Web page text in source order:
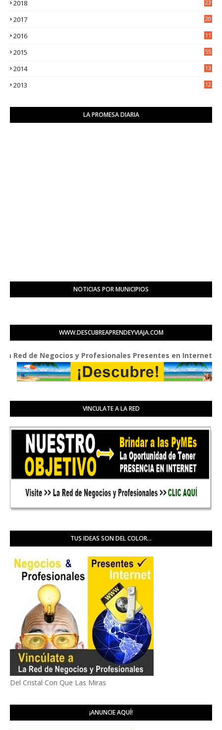
2018
23
2017
20
2016
11
2015 55
2014
13
2013
12
LA PROMESA DIARIA
NOTICIAS POR MUNICIPIOS
WWW.DESCUBREAPRENDEYVIAJA.COM
Negocios y Profesionales Presentes en Internet
VINCULATE A LA RED
TUS IDEAS SON DEL COLOR...
Del Cristal Con Que Las Miras
¡ANUNCIE AQUÍ!